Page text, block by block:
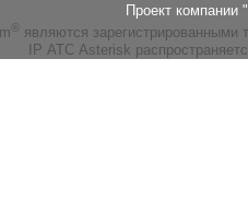
Проект компании
® являются зарегистрированными
IP АТС Asterisk